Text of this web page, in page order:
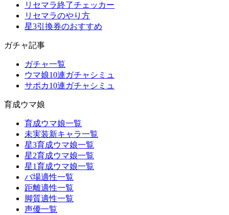
リセマラ終了チェッカー
リセマラのやり方
星3引換券のおすすめ
ガチャ記事
ガチャ一覧
ウマ娘10連ガチャシミュ
サポカ10連ガチャシミュ
育成ウマ娘
育成ウマ娘一覧
未実装新キャラ一覧
星3育成ウマ娘一覧
星2育成ウマ娘一覧
星1育成ウマ娘一覧
バ場適性一覧
距離適性一覧
脚質適性一覧
声優一覧